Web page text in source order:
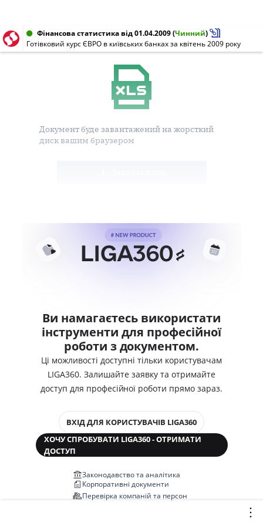
Фінансова статистика від 01.04.2009(Чинний)
Готівковий курс ЄВРО в київських банках за квітень 2009 року
Документ буде завантажений на жорсткий
диск вашим браузером
Ви намагаєтесь використати
інструменти для професійної
роботи з документом.
Ці можливості доступні тільки користувачам
LIGA360. Залишайте заявку та отримайте
доступ для професійної роботи прямо зараз.
ВХІД ДЛЯ КОРИСТУВАЧІВ LIGA360
ХОЧУ СПРОБУВАТИ LIGA360 - ОТРИМАТИ
ДОСТУП
Законодавство та аналітика
Корпоративні документи
Перевірка компаній та персон